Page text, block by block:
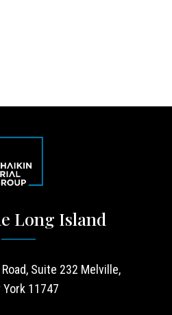
Long Island
Suite 232 Melville,
York 11747